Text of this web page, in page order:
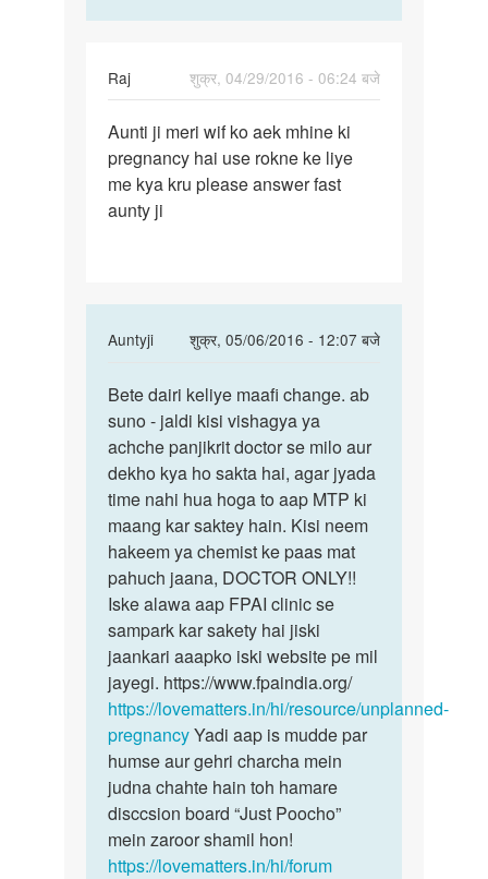
Raj
शुक्र, 04/29/2016 - 06:24 बजे
Aunti
ji
meri
wif
Aunti ji meri wif ko aek mhine ki
pregnancy hai use rokne ke liye
me kya kru please answer fast
aunty ji
Auntyji
शुक्र, 05/06/2016 - 12:07 बजे
In
to
Aunti
ji
meri
wif
ko
aek
by
Raj
Bete
dairi
keliye
maafi
Bete dairi keliye maafi change. ab
suno - jaldi kisi vishagya ya
achche panjikrit doctor se milo aur
dekho kya ho sakta hai, agar jyada
time nahi hua hoga to aap MTP ki
maang kar saktey hain. Kisi neem
hakeem ya chemist ke paas mat
pahuch jaana, DOCTOR ONLY!!
Iske alawa aap FPAI clinic se
sampark kar sakety hai jiski
jaankari aaapko iski website pe mil
jayegi. https://www.fpaindia.org/
https://lovematters.in/hi/resource/unplanned-
pregnancyYadi aap is mudde par
humse aur gehri charcha mein
judna chahte hain toh hamare
disccsion board “Just Poocho”
mein zaroor shamil hon!
https://lovematters.in/hi/forum